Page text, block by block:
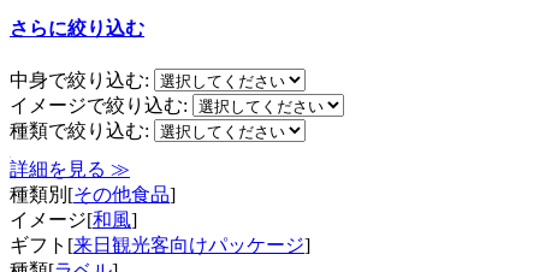
さらに絞り込む
中身で絞り込む:
イメージで絞り込む:
種類で絞り込む:
詳細を見る ≫
種類別[その他食品]
イメージ[和風]
ギフト[来日観光客向けパッケージ]